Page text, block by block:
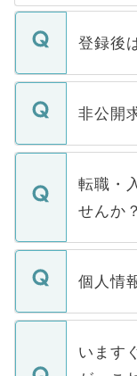
登録後
ご登録い
登録内
ます。通
いただ
非公開
マイナビ
うち約3
けない
下記の
ません。
■応募殺
関を公に
に、医
転職・
せんか？
転職・入
ん。ま
定を承諾
の辞退
個人情
個人情報
で、ご
などで
います